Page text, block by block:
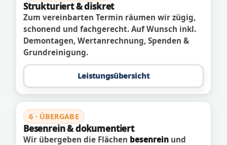
Strukturiert & diskret
Zum vereinbarten Termin räumen wir zügig,
schonend und fachgerecht. Auf Wunsch inkl.
Demontagen, Wertanrechnung, Spenden &
Grundreinigung.
Leistungsübersicht
6 · ÜBERGABE
Besenrein & dokumentiert
Wir übergeben die Flächen besenrein und